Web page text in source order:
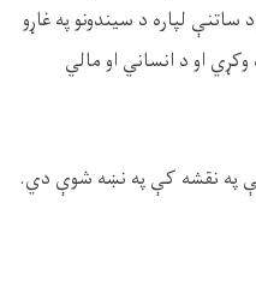
لپاره د سیندونو په غاړو
او د انساني او مالي
په نقشه کې په نښه شوې دي.